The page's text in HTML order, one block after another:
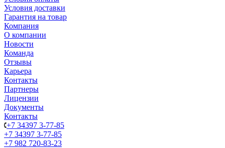
Условия доставки
Гарантия на товар
Компания
О компании
Новости
Команда
Отзывы
Карьера
Контакты
Партнеры
Лицензии
Документы
Контакты
+7 34397 3-77-85
+7 34397 3-77-85
+7 982 720-83-23